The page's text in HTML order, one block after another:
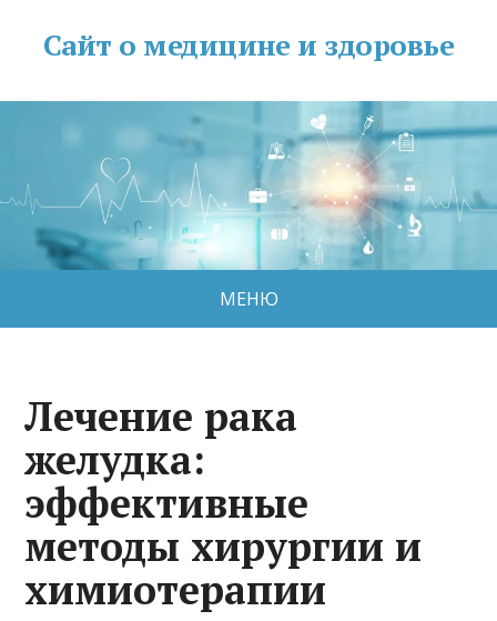
Сайт о медицине и здоровье
МЕНЮ
Лечение рака
желудка:
эффективные
методы хирургии и
химиотерапии